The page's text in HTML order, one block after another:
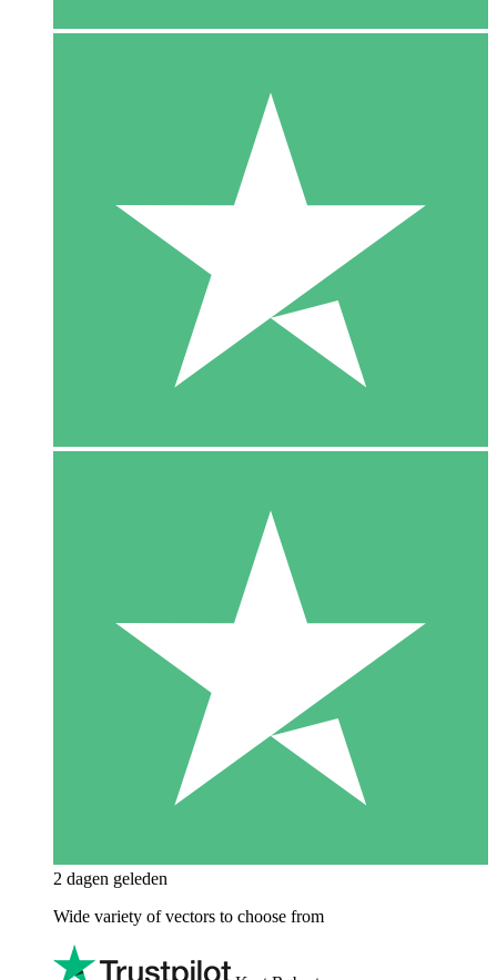
2 dagen geleden
Wide variety of vectors to choose from